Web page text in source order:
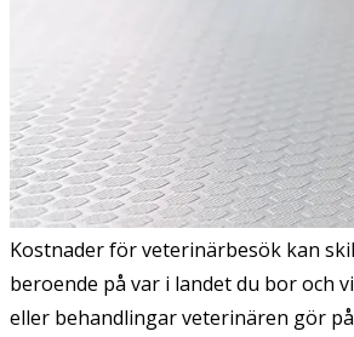
Kostnader för veterinärbesök kan
beroende på var i landet du bor och
eller behandlingar veterinären gör